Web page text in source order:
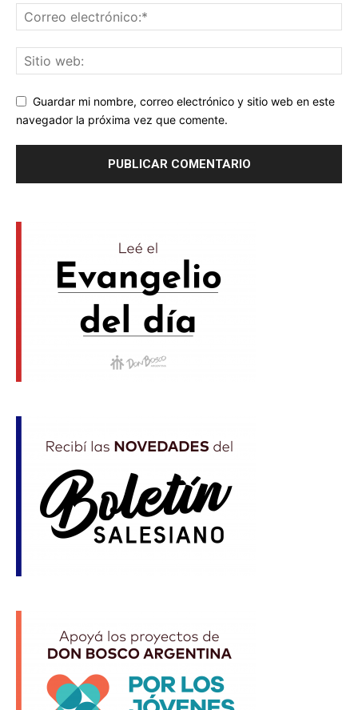
Guardar mi nombre, correo electrónico y sitio web en este
navegador la próxima vez que comente.